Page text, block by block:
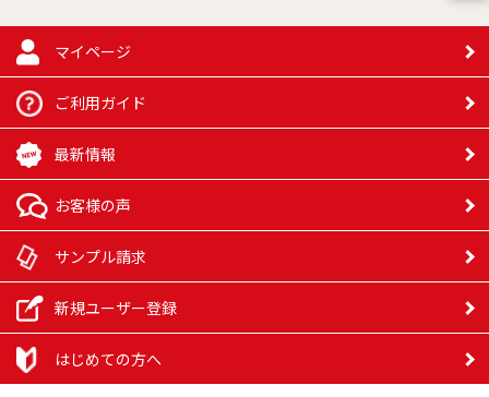
マイページ
ご利用ガイド
最新情報
お客様の声
サンプル請求
新規ユーザー登録
はじめての方へ